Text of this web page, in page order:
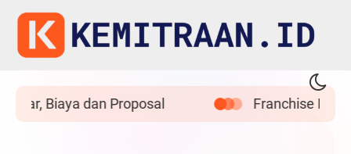
Biaya dan Proposal Franchise Bakso